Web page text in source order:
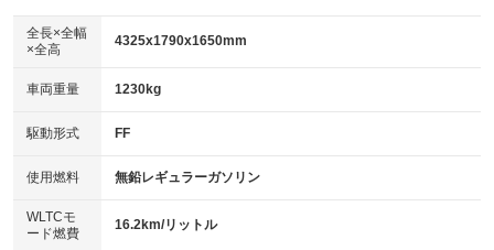
：装備なし
パワーウィンドウ
アイドリングストップ
：装備あり
USB入力端子
：装備あり
100V電源
：装備なし
センターデフロック
：装備なし
：装備あり
革シート
キーレス
HID(キセノンライト)
：装備なし
バックカメラ
：装備あり
エアロ
：装備なし
全長×全幅
×全高
4325x1790x1650mm
車両重量 1230kg
駆動形式 FF
使用燃料 無鉛レギュラーガソリン
WLTCモ
ード燃費
16.2km/リットル